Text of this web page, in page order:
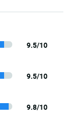
9.5/10
9.5/10
9.8/10